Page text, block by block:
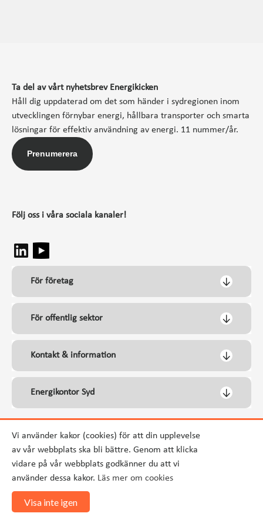
Vi använder kakor (cookies) för att din upplevelse
av vår webbplats ska bli bättre. Genom att klicka
vidare på vår webbplats godkänner du att vi
använder dessa kakor. Läs mer om cookies
Visa inte igen
Ta del av vårt nyhetsbrev Energikicken
Håll dig uppdaterad om det som händer i sydregionen inom
utvecklingen förnybar energi, hållbara transporter och smarta
lösningar för effektiv användning av energi. 11 nummer/år.
Prenumerera
Följ oss i våra sociala kanaler!
För företag
För offentlig sektor
Kontakt & information
Energikontor Syd